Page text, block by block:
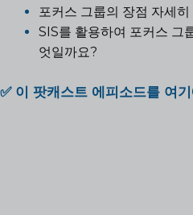
포커스 그룹의 장점 자세히
SIS를 활용하여 포커스 그
엇일까요?
✅ 이 팟캐스트 에피소드를 여